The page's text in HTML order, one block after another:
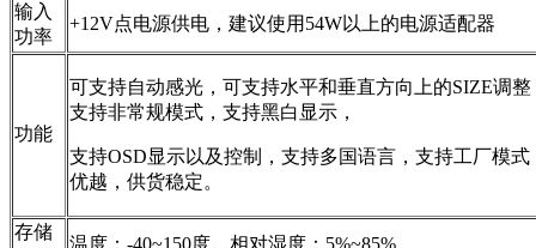
输入
功率
+12V点电源供电，建议使用54W以上的电源适配器
功能
可支持自动感光，可支持水平和垂直方向上的SIZE调整
支持非常规模式，支持黑白显示，
支持OSD显示以及控制，支持多国语言，支持工厂模式
优越，供货稳定。
存储